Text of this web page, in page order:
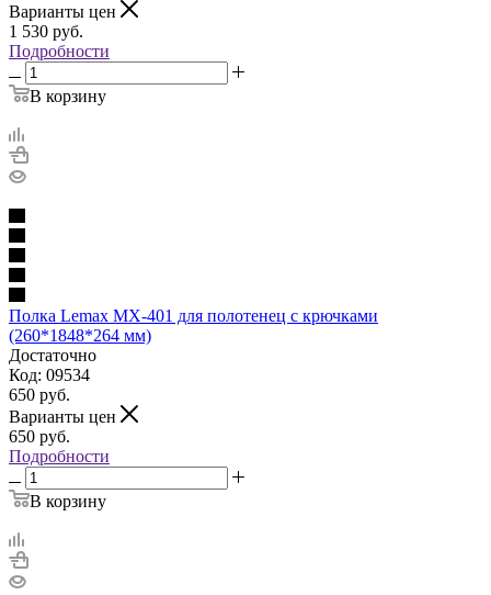
Варианты цен
1 530 руб.
Подробности
В корзину
Полка Lemax MX-401 для полотенец с крючками
(260*1848*264 мм)
Достаточно
Код: 09534
650 руб.
Варианты цен
650 руб.
Подробности
В корзину